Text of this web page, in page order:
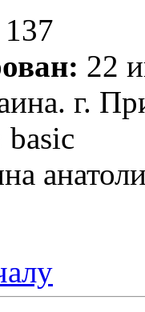
137
22
г.
basic